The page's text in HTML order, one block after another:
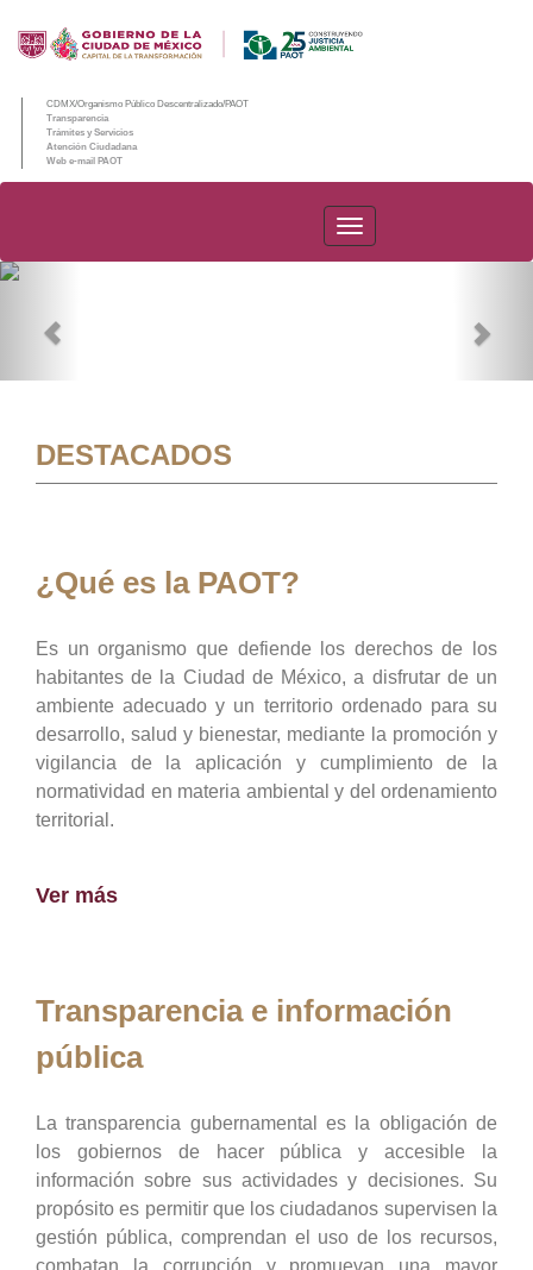
CDMX/Organismo Público Descentralizado/PAOT
Transparencia
Trámites y Servicios
Atención Ciudadana
Web e-mail PAOT
PAOT
DESTACADOS
¿Qué es la PAOT?
Es un organismo que defiende los derechos de los
habitantes de la Ciudad de México, a disfrutar de un
ambiente adecuado y un territorio ordenado para su
desarrollo, salud y bienestar, mediante la promoción y
vigilancia de la aplicación y cumplimiento de la
normatividad en materia ambiental y del ordenamiento
territorial.
Ver más
Transparencia e información
pública
La transparencia gubernamental es la obligación de
los gobiernos de hacer pública y accesible la
información sobre sus actividades y decisiones. Su
propósito es permitir que los ciudadanos supervisen la
gestión pública, comprendan el uso de los recursos,
combatan la corrupción y promuevan una mayor